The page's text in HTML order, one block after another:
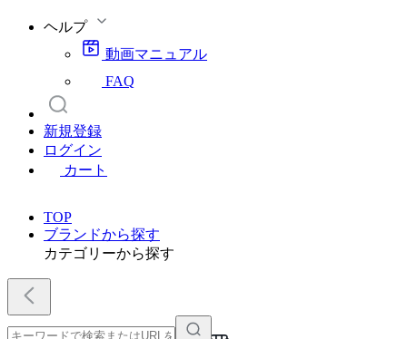
ヘルプ
動画マニュアル
FAQ
新規登録
ログイン
カート
TOP
ブランドから探す
カテゴリーから探す